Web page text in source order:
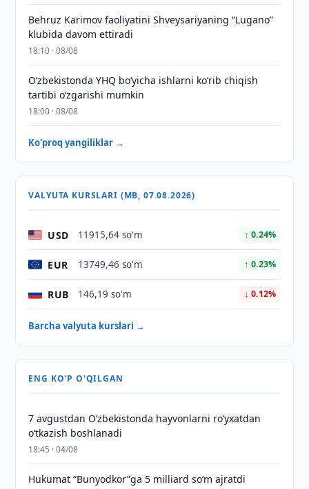
Behruz Karimov faoliyatini Shveysariyaning “Lugano”
klubida davom ettiradi
18:10 · 08/08
O‘zbekistonda YHQ bo‘yicha ishlarni ko‘rib chiqish
tartibi o‘zgarishi mumkin
18:00 · 08/08
Ko'proq yangiliklar →
VALYUTA KURSLARI (MB, 07.08.2026)
USD 11915,64 so'm ↑ 0.24%
EUR 13749,46 so'm ↑ 0.23%
RUB 146,19 so'm ↓ 0.12%
Barcha valyuta kurslari →
ENG KO'P O'QILGAN
7 avgustdan O‘zbekistonda hayvonlarni ro‘yxatdan
o‘tkazish boshlanadi
18:45 · 04/08
Hukumat “Bunyodkor”ga 5 milliard so‘m ajratdi